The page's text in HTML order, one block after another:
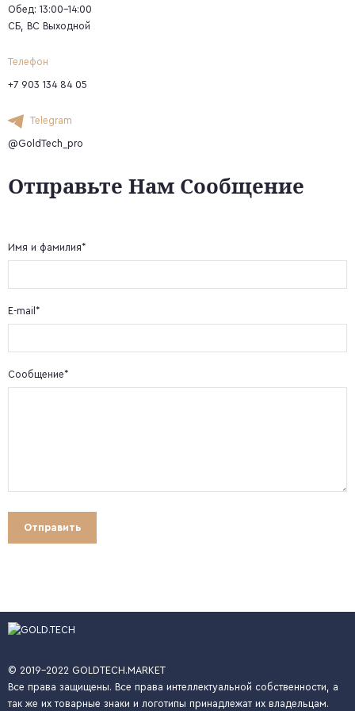
Обед: 13:00-14:00
СБ, ВС Выходной
Телефон
+7 903 134 84 05
Telegram
@GoldTech_pro
Отправьте Нам Сообщение
Имя и фамилия*
E-mail*
Сообщение*
© 2019-2022 GOLDTECH.MARKET
Все права защищены. Все права интеллектуальной собственности, а
так же их товарные знаки и логотипы принадлежат их владельцам.